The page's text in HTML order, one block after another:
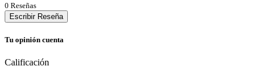
0 Reseñas
Escribir Reseña
Tu opinión cuenta
Calificación